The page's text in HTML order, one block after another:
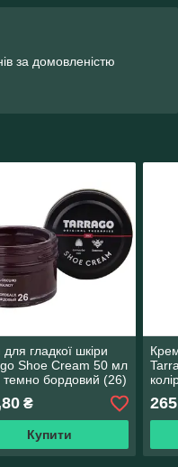
за домовленістю
гладкої шкіри
Shoe Cream 50 мл
темно бордовий (26)
₴
Купити